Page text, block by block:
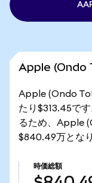
Apple (Ondo
Apple (Ondo
たり$313.45で
るため、Apple
$840.49万とな
時価総額